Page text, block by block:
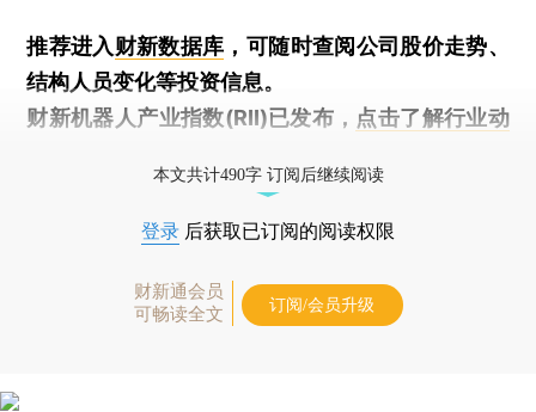
推荐进入财新数据库 ，可随时查阅公司股价走势、
结构人员变化等投资信息。
财新机器人产业指数(RII)已发布， 点击了解行业动
本文共计490字 订阅后继续阅读
登录 后获取已订阅的阅读权限
财新通会员
可畅读全文
订阅/会员升级